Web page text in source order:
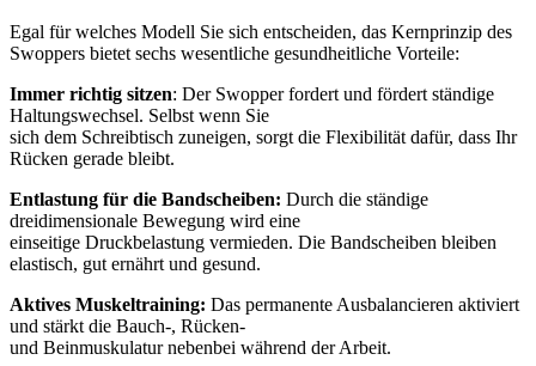
Egal für welches Modell Sie sich entscheiden, das Kernprinzip des
Swoppers bietet sechs wesentliche gesundheitliche Vorteile:
Immer richtig sitzen: Der Swopper fordert und fördert ständige
Haltungswechsel. Selbst wenn Sie
sich dem Schreibtisch zuneigen, sorgt die Flexibilität dafür, dass Ihr
Rücken gerade bleibt.
Entlastung für die Bandscheiben: Durch die ständige
dreidimensionale Bewegung wird eine
einseitige Druckbelastung vermieden. Die Bandscheiben bleiben
elastisch, gut ernährt und gesund.
Aktives Muskeltraining: Das permanente Ausbalancieren aktiviert
und stärkt die Bauch-, Rücken-
und Beinmuskulatur nebenbei während der Arbeit.